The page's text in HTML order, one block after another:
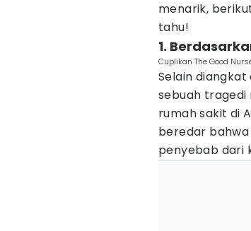
menarik,
tahu!
1.
Cuplikan The Good
Selain
sebuah
rumah sakit di
beredar
penyebab dari